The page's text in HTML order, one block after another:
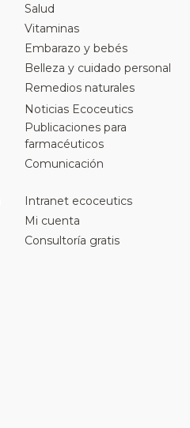
Salud
Vitaminas
Embarazo y bebés
Belleza y cuidado personal
Remedios naturales
Noticias Ecoceutics
Publicaciones para
farmacéuticos
Comunicación
Intranet ecoceutics
Mi cuenta
Consultoría gratis